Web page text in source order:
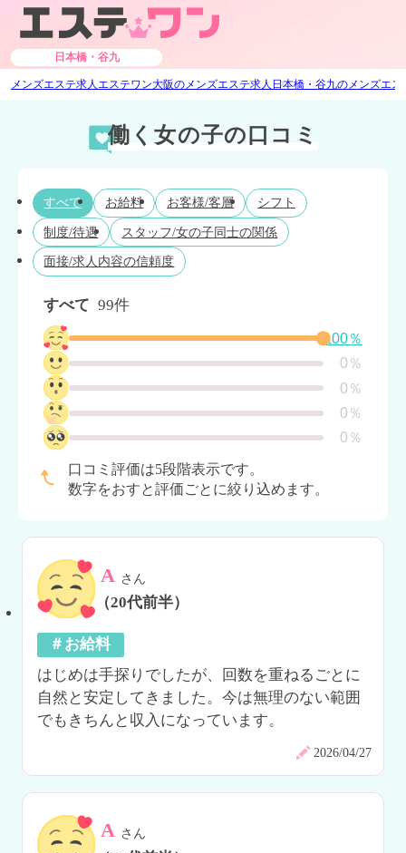
日本橋・谷九
メンズエステ求人エステワン大阪のメンズエステ求人 日本橋・谷九のメンズエス
働く女の子の口コミ
すべて お給料 お客様/客層 シフト
制度/待遇 スタッフ/女の子同士の関係
面接/求人内容の信頼度
すべて 99件
100％
0％
0％
0％
0％
口コミ評価は5段階表示です。
数字をおすと評価ごとに絞り込めます。
A さん
（20代前半）
＃お給料
はじめは手探りでしたが、回数を重ねるごとに
自然と安定してきました。今は無理のない範囲
でもきちんと収入になっています。
2026/04/27
A さん